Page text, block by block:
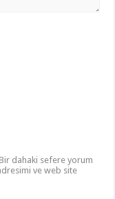
Bir dahaki sefere yorum
ve web site